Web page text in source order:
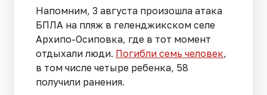
Напомним, 3 августа произошла атака
БПЛА на пляж в геленджикском селе
Архипо-Осиповка, где в тот момент
отдыхали люди. Погибли семь человек,
в том числе четыре ребенка, 58
получили ранения.